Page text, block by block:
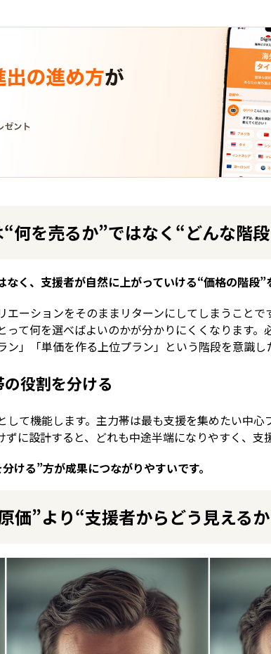
何を売るか”ではなく“どんな階
く、支援者が自然に上がっていける“価格の階段”
ーションをそのままリターンにしてしまうことで
て何を選べばよいのかが分かりにくくなります。
」「単価を作る上位プラン」という階段を意識し
役割を分ける
て機能します。主力帯は最も支援を集めたい中心
に設計すると、どれも中途半端になりやすく、支
ける”方が成果につながりやすいです。
価”より“支援者からどう見える